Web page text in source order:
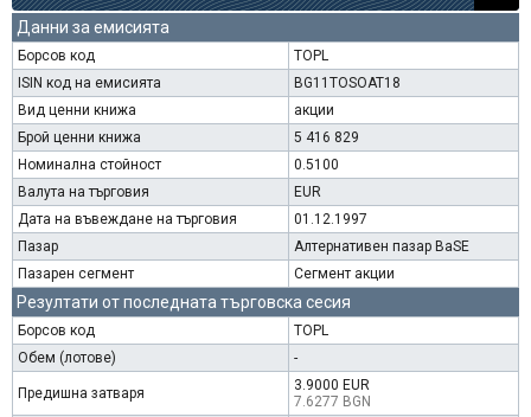
Данни за емисията
Борсов код
TOPL
ISIN код на емисията
BG11TOSOAT18
Вид ценни книжа
акции
Брой ценни книжа
5 416 829
Номинална стойност
0.5100
Валута на търговия
EUR
Дата на въвеждане на търговия
01.12.1997
Пазар
Алтернативен пазар BaSE
Пазарен сегмент
Сегмент акции
Резултати от последната търговска сесия
Борсов код
TOPL
Обем (лотове)
-
Предишна затваря
3.9000 EUR
7.6277 BGN